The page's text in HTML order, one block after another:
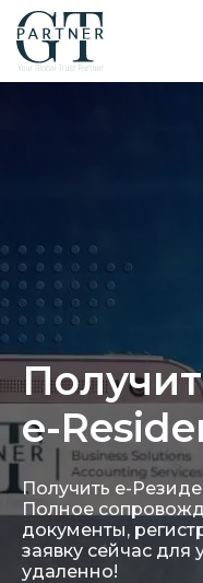
e-
Получить е-
Полное
документы,
заявку сейчас для
удаленно!